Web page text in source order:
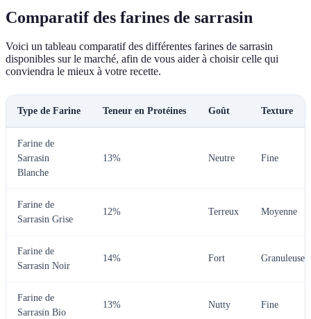
Comparatif des farines de sarrasin
Voici un tableau comparatif des différentes farines de sarrasin
disponibles sur le marché, afin de vous aider à choisir celle qui
conviendra le mieux à votre recette.
Type de Farine Teneur en Protéines Goût Texture
Farine de
Sarrasin
Blanche
13% Neutre Fine
Farine de
Sarrasin Grise
12% Terreux Moyenne
Farine de
Sarrasin Noir
14% Fort Granuleuse
Farine de
Sarrasin Bio
13% Nutty Fine